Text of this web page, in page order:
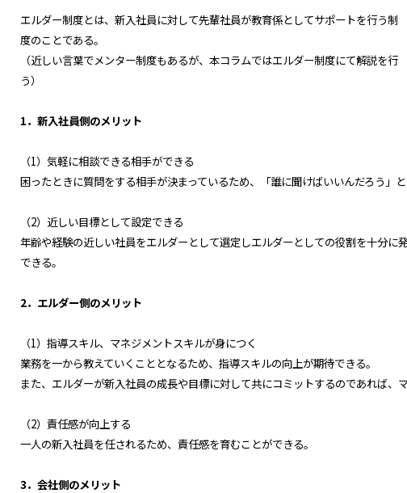
エルダー制度とは、新入社員に対して先輩社員が教育係としてサポートを行う制
度のことである。
（近しい言葉でメンター制度もあるが、本コラムではエルダー制度にて解説を行
う）
1．新入社員側のメリット
（1）気軽に相談できる相手ができる
困ったときに質問をする相手が決まっているため、「誰に聞けばいいんだろう」
（2）近しい目標として設定できる
年齢や経験の近しい社員をエルダーとして選定しエルダーとしての役割を十分
できる。
2．エルダー側のメリット
（1）指導スキル、マネジメントスキルが身につく
業務を一から教えていくこととなるため、指導スキルの向上が期待できる。
また、エルダーが新入社員の成長や目標に対して共にコミットするのであれば、
（2）責任感が向上する
一人の新入社員を任されるため、責任感を育むことができる。
3．会社側のメリット